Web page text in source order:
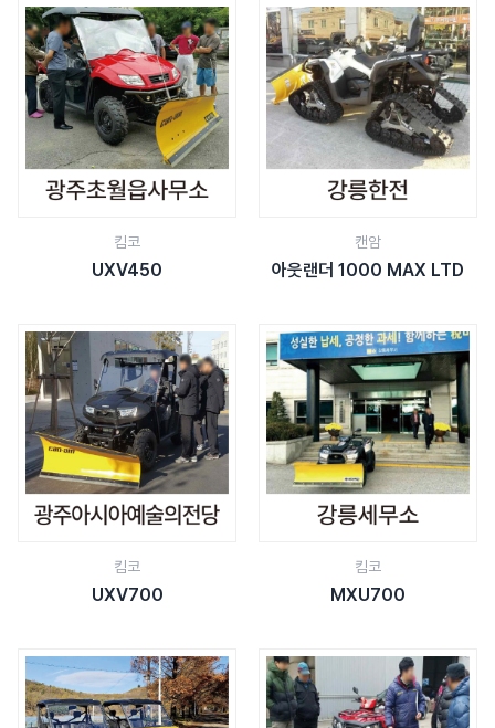
킴코
UXV450
캔암
아웃랜더 1000 MAX LTD
킴코
UXV700
킴코
MXU700